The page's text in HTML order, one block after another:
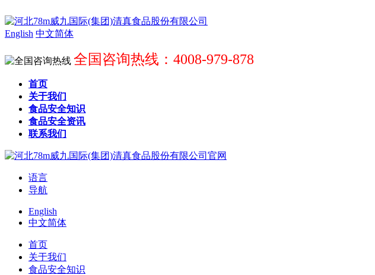
English 中文简体
全国咨询热线：4008-979-878
首页
关于我们
食品安全知识
食品安全资讯
联系我们
语言
导航
English
中文简体
首页
关于我们
食品安全知识